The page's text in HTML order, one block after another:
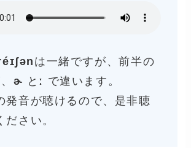
は一緒ですが、前半の
ɚ と ː で違います。
発音が聴けるので、是非聴
ださい。